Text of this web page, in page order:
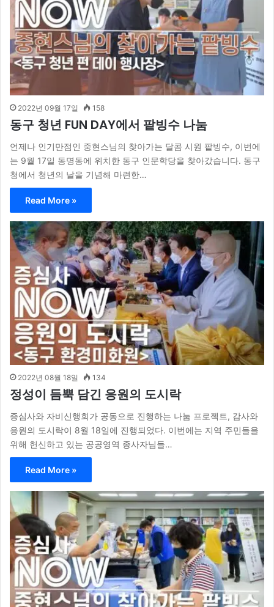
2022년 09월 17일 158
동구 청년 FUN DAY에서 팥빙수 나눔
언제나 인기만점인 중현스님의 찾아가는 달콤 시원 팥빙수, 이번에
는 9월 17일 동명동에 위치한 동구 인문학당을 찾아갔습니다. 동구
청에서 청년의 날을 기념해 마련한…
Read More »
2022년 08월 18일 134
정성이 듬뿍 담긴 응원의 도시락
증심사와 자비신행회가 공동으로 진행하는 나눔 프로젝트, 감사와
응원의 도시락이 8월 18일에 진행되었다. 이번에는 지역 주민들을
위해 헌신하고 있는 공공영역 종사자님들…
Read More »